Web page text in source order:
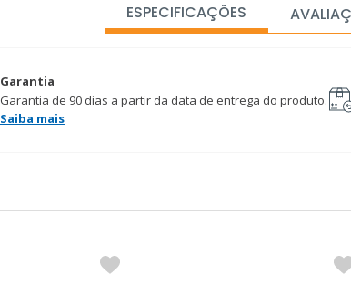
ESPECIFICAÇÕES
Garantia
Garantia de 90 dias a partir da data de entrega do produto.
Saiba mais